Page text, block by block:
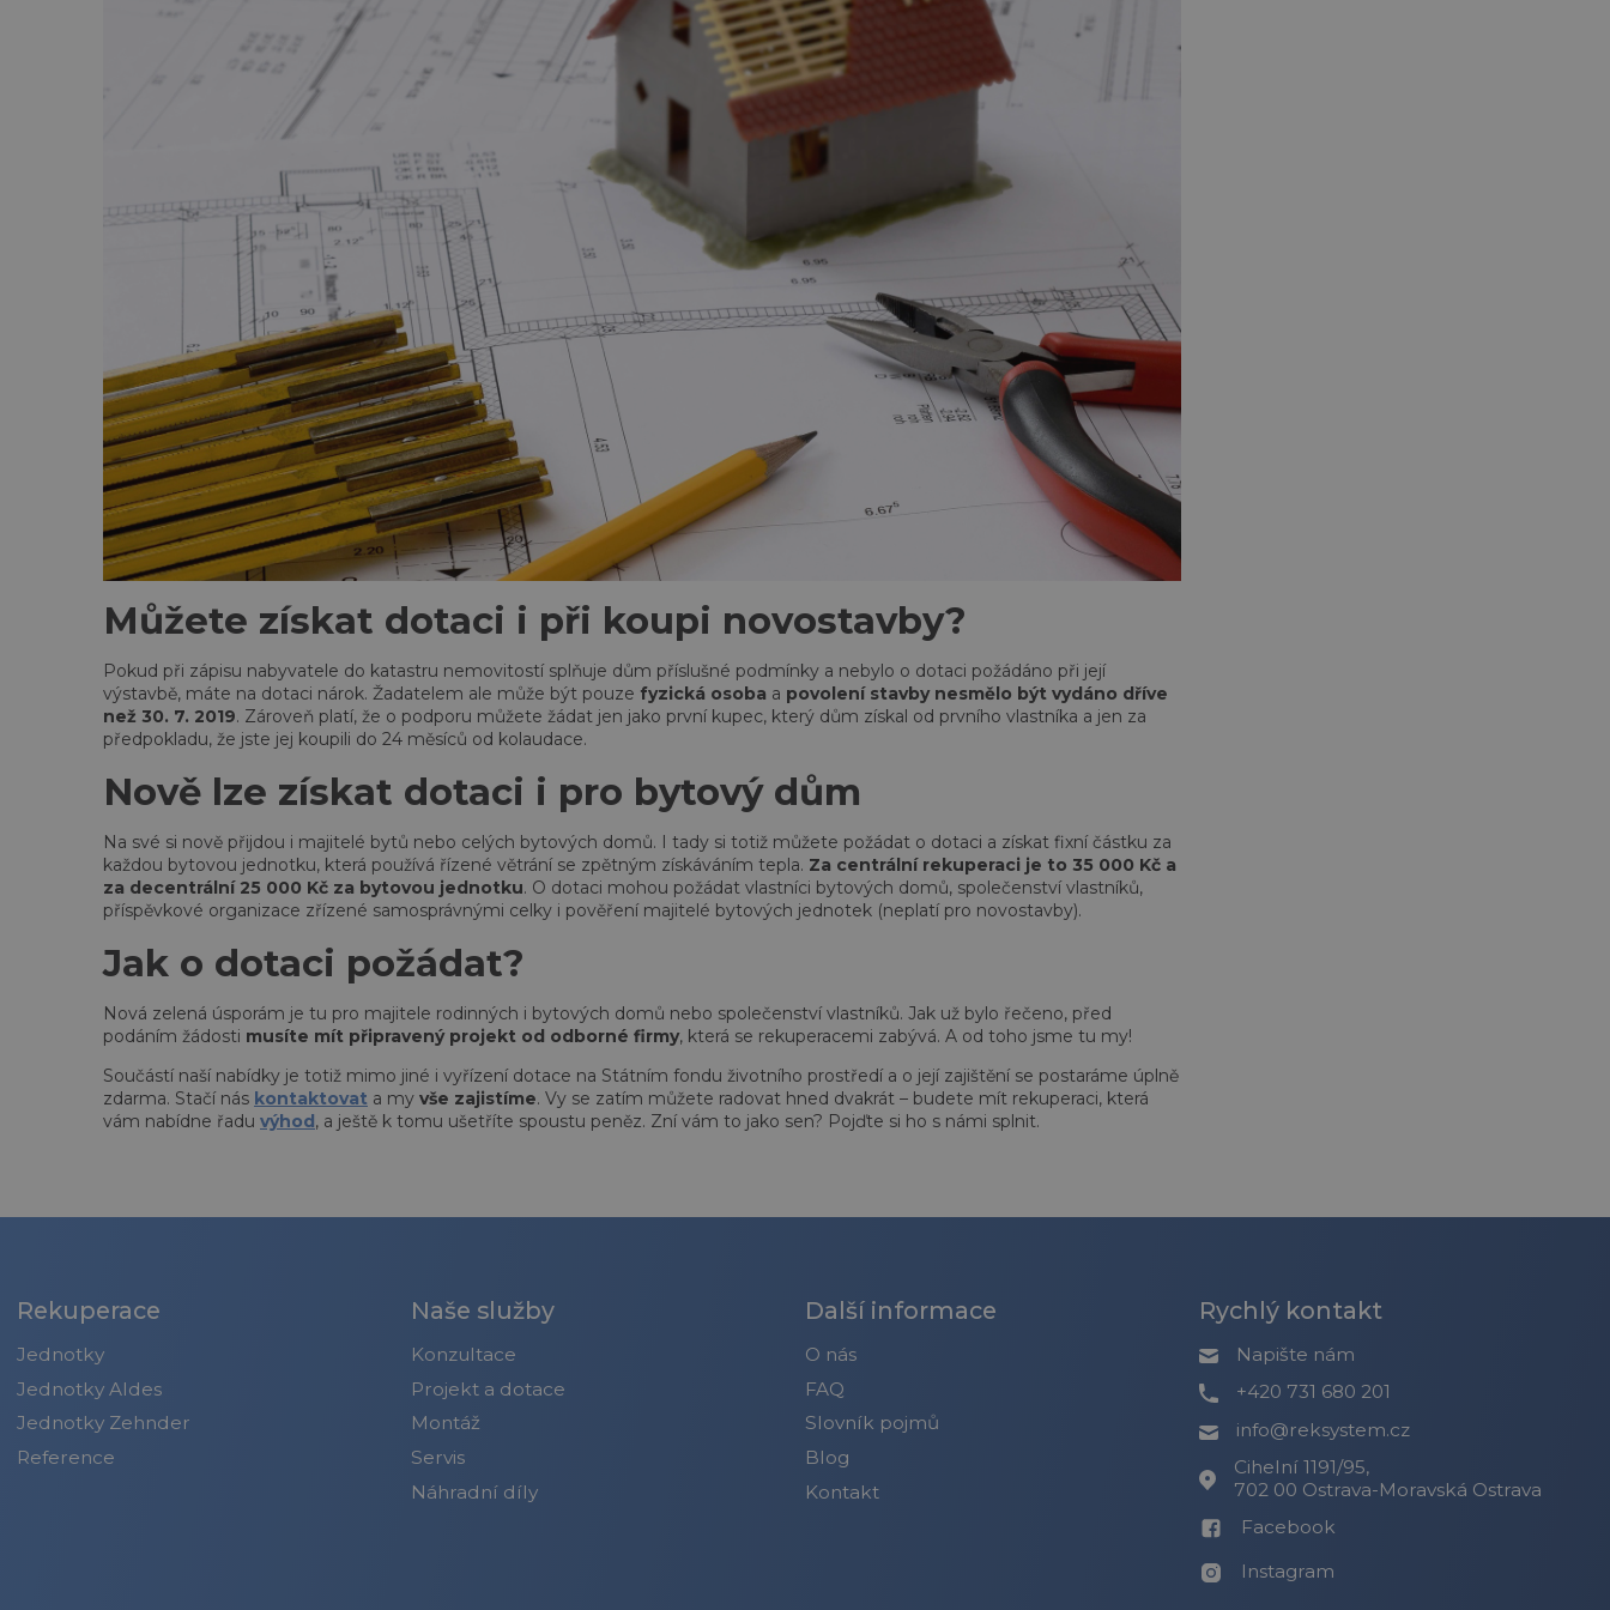
Můžete získat dotaci i při koupi novostavby?
Pokud při zápisu nabyvatele do katastru nemovitostí splňuje dům příslušné podmínky a nebylo o dotaci požádáno při její
výstavbě, máte na dotaci nárok. Žadatelem ale může být pouze fyzická osoba a povolení stavby nesmělo být vydáno dříve
než 30. 7. 2019. Zároveň platí, že o podporu můžete žádat jen jako první kupec, který dům získal od prvního vlastníka a jen za
předpokladu, že jste jej koupili do 24 měsíců od kolaudace.
Nově lze získat dotaci i pro bytový dům
Na své si nově přijdou i majitelé bytů nebo celých bytových domů. I tady si totiž můžete požádat o dotaci a získat fixní částku za
každou bytovou jednotku, která používá řízené větrání se zpětným získáváním tepla. Za centrální rekuperaci je to 35 000 Kč a
za decentrální 25 000 Kč za bytovou jednotku. O dotaci mohou požádat vlastníci bytových domů, společenství vlastníků,
příspěvkové organizace zřízené samosprávnými celky i pověření majitelé bytových jednotek (neplatí pro novostavby).
Jak o dotaci požádat?
Nová zelená úsporám je tu pro majitele rodinných i bytových domů nebo společenství vlastníků. Jak už bylo řečeno, před
podáním žádosti musíte mít připravený projekt od odborné firmy, která se rekuperacemi zabývá. A od toho jsme tu my!
Součástí naší nabídky je totiž mimo jiné i vyřízení dotace na Státním fondu životního prostředí a o její zajištění se postaráme úplně
zdarma. Stačí nás kontaktovat a my vše zajistíme. Vy se zatím můžete radovat hned dvakrát – budete mít rekuperaci, která
vám nabídne řadu výhod, a ještě k tomu ušetříte spoustu peněz. Zní vám to jako sen? Pojďte si ho s námi splnit.
Rekuperace
Jednotky
Jednotky Aldes
Jednotky Zehnder
Reference
Naše služby
Konzultace
Projekt a dotace
Montáž
Servis
Náhradní díly
Další informace
O nás
FAQ
Slovník pojmů
Blog
Kontakt
Rychlý kontakt
Napište nám
+420 731 680 201
info@reksystem.cz
Cihelní 1191/95,
702 00 Ostrava-Moravská Ostrava
Facebook
Instagram